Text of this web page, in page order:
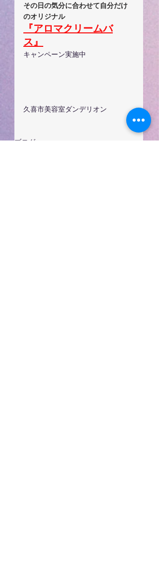
その日の気分に合わせて自分だけ
のオリジナル
『アロマクリームバ
ス』
キャンペーン実施中
久喜市美容室ダンデリオン
ブログ